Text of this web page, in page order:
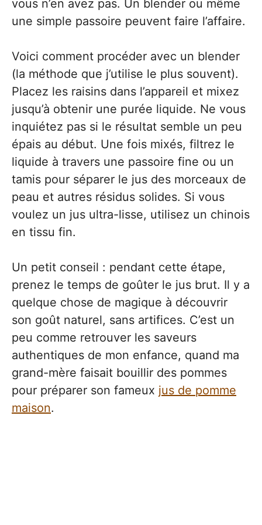
vous n’en avez pas. Un blender ou même
une simple passoire peuvent faire l’affaire.
Voici comment procéder avec un blender
(la méthode que j’utilise le plus souvent).
Placez les raisins dans l’appareil et mixez
jusqu’à obtenir une purée liquide. Ne vous
inquiétez pas si le résultat semble un peu
épais au début. Une fois mixés, filtrez le
liquide à travers une passoire fine ou un
tamis pour séparer le jus des morceaux de
peau et autres résidus solides. Si vous
voulez un jus ultra-lisse, utilisez un chinois
en tissu fin.
Un petit conseil : pendant cette étape,
prenez le temps de goûter le jus brut. Il y a
quelque chose de magique à découvrir
son goût naturel, sans artifices. C’est un
peu comme retrouver les saveurs
authentiques de mon enfance, quand ma
grand-mère faisait bouillir des pommes
pour préparer son fameux jus de pomme
maison.